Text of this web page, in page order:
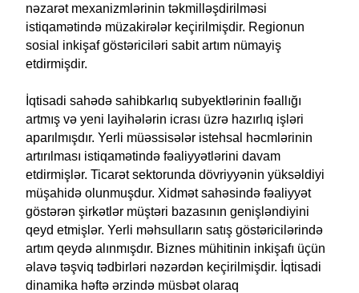
nəzarət mexanizmlərinin təkmilləşdirilməsi
istiqamətində müzakirələr keçirilmişdir. Regionun
sosial inkişaf göstəriciləri sabit artım nümayiş
etdirmişdir.
İqtisadi sahədə sahibkarlıq subyektlərinin fəallığı
artmış və yeni layihələrin icrası üzrə hazırlıq işləri
aparılmışdır. Yerli müəssisələr istehsal həcmlərinin
artırılması istiqamətində fəaliyyətlərini davam
etdirmişlər. Ticarət sektorunda dövriyyənin yüksəldiyi
müşahidə olunmuşdur. Xidmət sahəsində fəaliyyət
göstərən şirkətlər müştəri bazasının genişləndiyini
qeyd etmişlər. Yerli məhsulların satış göstəricilərində
artım qeydə alınmışdır. Biznes mühitinin inkişafı üçün
əlavə təşviq tədbirləri nəzərdən keçirilmişdir. İqtisadi
dinamika həftə ərzində müsbət olaraq